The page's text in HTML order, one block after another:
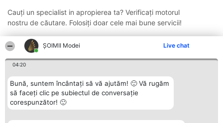
ȘOIMII Modei Live chat
04:20
Bună, suntem încântați să vă ajutăm! 🙂 Vă rugăm
să faceți clic pe subiectul de conversație
corespunzător! 🙂
Cauți un specialist in apropierea ta? Verificați motorul
nostru de căutare. Folosiți doar cele mai bune servicii!